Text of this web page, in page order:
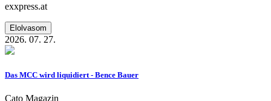
exxpress.at
Elolvasom
2026. 07. 27.
Das MCC wird liquidiert - Bence Bauer
Cato Magazin